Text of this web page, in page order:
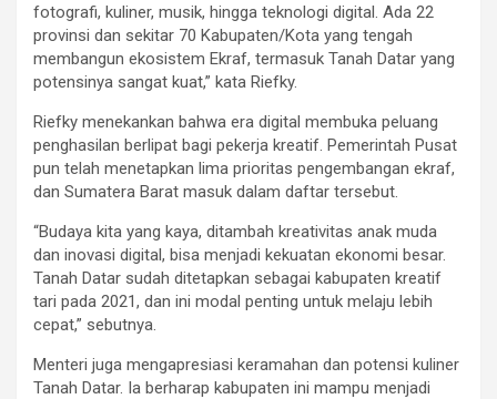
fotografi, kuliner, musik, hingga teknologi digital. Ada 22
provinsi dan sekitar 70 Kabupaten/Kota yang tengah
membangun ekosistem Ekraf, termasuk Tanah Datar yang
potensinya sangat kuat,” kata Riefky.
Riefky menekankan bahwa era digital membuka peluang
penghasilan berlipat bagi pekerja kreatif. Pemerintah Pusat
pun telah menetapkan lima prioritas pengembangan ekraf,
dan Sumatera Barat masuk dalam daftar tersebut.
“Budaya kita yang kaya, ditambah kreativitas anak muda
dan inovasi digital, bisa menjadi kekuatan ekonomi besar.
Tanah Datar sudah ditetapkan sebagai kabupaten kreatif
tari pada 2021, dan ini modal penting untuk melaju lebih
cepat,” sebutnya.
Menteri juga mengapresiasi keramahan dan potensi kuliner
Tanah Datar. Ia berharap kabupaten ini mampu menjadi